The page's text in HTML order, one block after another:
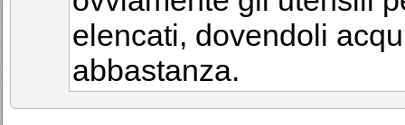
elencati, dovendoli
abbastanza.